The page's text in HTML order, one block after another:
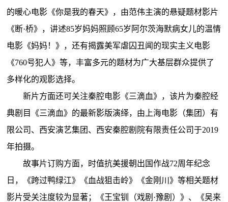
的暖心电影《你是我的春天》，由范伟主演的悬疑题材影片
《断·桥》，讲述85岁妈妈照顾65岁阿尔茨海默病女儿的温情
电影《妈妈！》，还有揭露美军虐囚丑闻的现实主义电影
《760号犯人》等，丰富多元的题材为广大基层群众提供了
多样化的观影选择。
新片方面还可关注秦腔电影《三滴血》，该片为秦腔经
典剧目《三滴血》的最新影版演绎，由上海电影（集团）有
限公司、西安演艺集团、西安秦腔剧院有限责任公司于2019
年拍摄。
故事片订购方面，时值抗美援朝出国作战72周年纪念
日，《跨过鸭绿江》《血战狙击岭》《金刚川》等相关题材
影片受关注度较为显著；《王宝钏（戏剧·豫剧）》、《吴来